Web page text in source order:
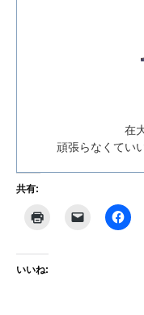
在
頑張らなくてい
共有:
いいね: